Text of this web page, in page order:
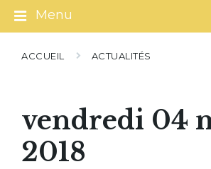
Menu
ACCUEIL ACTUALITÉS
vendredi 04
2018